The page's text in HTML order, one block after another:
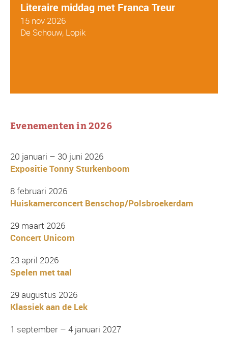
Evenementen in 2026
20 januari – 30 juni 2026
Expositie Tonny Sturkenboom
8 februari 2026
Huiskamerconcert Benschop/Polsbroekerdam
29 maart 2026
Concert Unicorn
23 april 2026
Spelen met taal
29 augustus 2026
Klassiek aan de Lek
1 september – 4 januari 2027
Literaire middag met Franca Treur
15 nov 2026
De Schouw, Lopik